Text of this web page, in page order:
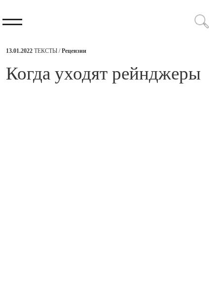
13.01.2022 ТЕКСТЫ /Рецензии
​Когда уходят рейнджеры